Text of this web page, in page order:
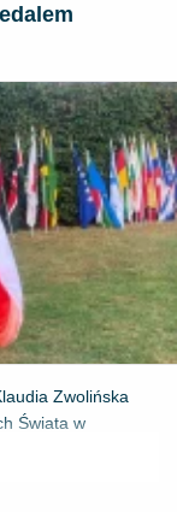
Zwolińska
Świata w